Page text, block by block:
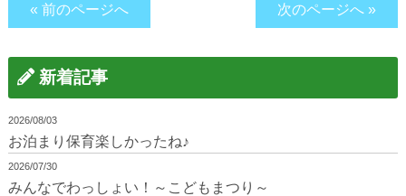
« 前のページへ 次のページへ »
新着記事
2026/08/03
お泊まり保育楽しかったね♪
2026/07/30
みんなでわっしょい！～こどもまつり～